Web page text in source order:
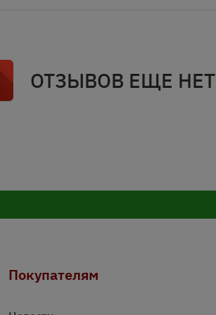
ОТЗЫВОВ ЕЩЕ НЕТ
Покупателям